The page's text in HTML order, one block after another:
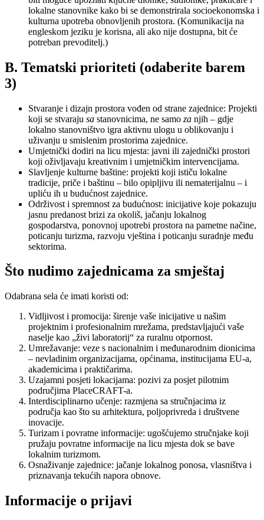
lokalne stanovnike kako bi se demonstrirala socioekonomska i
kulturna upotreba obnovljenih prostora. (Komunikacija na
engleskom jeziku je korisna, ali ako nije dostupna, bit će
potreban prevoditelj.)
B. Tematski prioriteti (odaberite barem
3)
Stvaranje i dizajn prostora vođen od strane zajednice: Projekti
koji se stvaraju sa stanovnicima, ne samo za njih – gdje
lokalno stanovništvo igra aktivnu ulogu u oblikovanju i
uživanju u smislenim prostorima zajednice.
Umjetnički dodiri na licu mjesta: javni ili zajednički prostori
koji oživljavaju kreativnim i umjetničkim intervencijama.
Slavljenje kulturne baštine: projekti koji ističu lokalne
tradicije, priče i baštinu – bilo opipljivu ili nematerijalnu – i
upliću ih u budućnost zajednice.
Održivost i spremnost za budućnost: inicijative koje pokazuju
jasnu predanost brizi za okoliš, jačanju lokalnog
gospodarstva, ponovnoj upotrebi prostora na pametne načine,
poticanju turizma, razvoju vještina i poticanju suradnje među
sektorima.
Što nudimo zajednicama za smještaj
Odabrana sela će imati koristi od:
Vidljivost i promocija: širenje vaše inicijative u našim
projektnim i profesionalnim mrežama, predstavljajući vaše
naselje kao „živi laboratorij“ za ruralnu otpornost.
Umrežavanje: veze s nacionalnim i međunarodnim dionicima
– nevladinim organizacijama, općinama, institucijama EU-a,
akademicima i praktičarima.
Uzajamni posjeti lokacijama: pozivi za posjet pilotnim
područjima PlaceCRAFT-a.
Interdisciplinarno učenje: razmjena sa stručnjacima iz
područja kao što su arhitektura, poljoprivreda i društvene
inovacije.
Turizam i povratne informacije: ugošćujemo stručnjake koji
pružaju povratne informacije na licu mjesta dok se bave
lokalnim turizmom.
Osnaživanje zajednice: jačanje lokalnog ponosa, vlasništva i
priznavanja tekućih napora obnove.
Informacije o prijavi